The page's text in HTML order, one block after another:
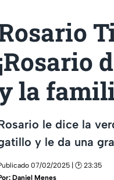
la
le dice la
y le da una
07/02/2025 | 🕑 23:35
Daniel Menes